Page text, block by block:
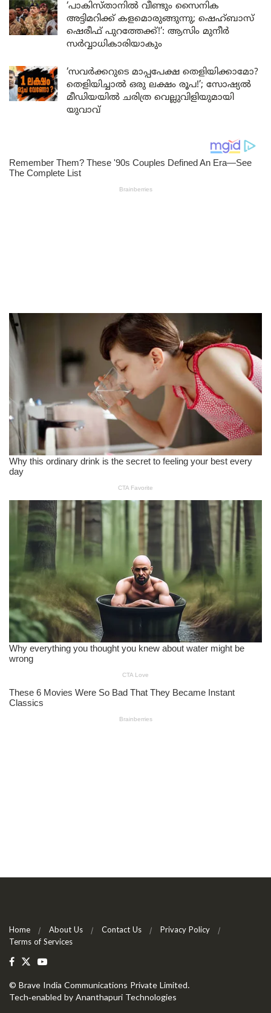
‘പാകിസ്താനിൽ വീണ്ടും സൈനിക
അട്ടിമറിക്ക് കളമൊരുങ്ങുന്നു; ഷെഹ്ബാസ്
ഷെരീഫ് പുറത്തേക്ക്!’: ആസിം മുനീർ
സർവ്വാധികാരിയാകും
‘സവർക്കറുടെ മാപ്പപേക്ഷ തെളിയിക്കാമോ?
തെളിയിച്ചാൽ ഒരു ലക്ഷം രൂപ!’; സോഷ്യൽ
മീഡിയയിൽ ചരിത്ര വെല്ലുവിളിയുമായി
യുവാവ്
Home About Us Contact Us
Privacy Policy
Terms of Services
© Brave India Communications Private Limited.
Tech-enabled by Ananthapuri Technologies